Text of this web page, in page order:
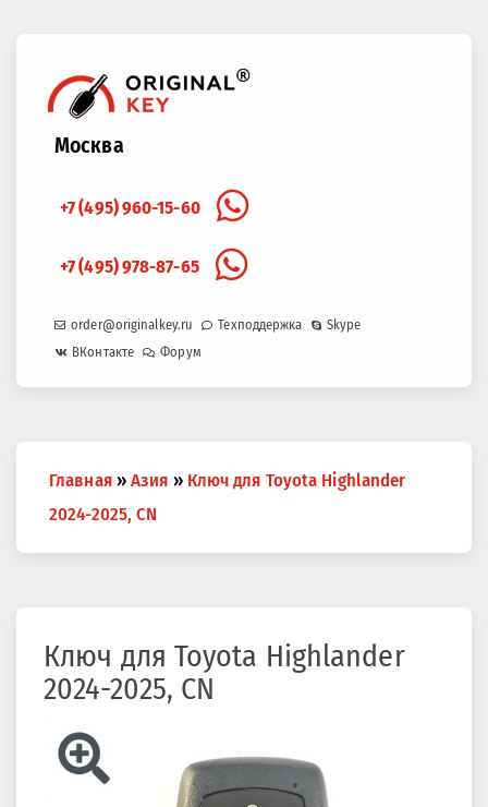
Москва
+7 (495) 960-15-60
+7 (495) 978-87-65
order@originalkey.ru Техподдержка
Skype
ВКонтакте
Форум
здесь
Главная » Азия » Ключ для Toyota Highlander
2024-2025, CN
Ключ для Toyota Highlander
2024-2025, CN